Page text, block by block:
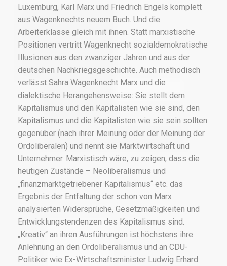
Luxemburg, Karl Marx und Friedrich Engels komplett
aus Wagenknechts neuem Buch. Und die
Arbeiterklasse gleich mit ihnen. Statt marxistische
Positionen vertritt Wagenknecht sozialdemokratische
Illusionen aus den zwanziger Jahren und aus der
deutschen Nachkriegsgeschichte. Auch methodisch
verlässt Sahra Wagenknecht Marx und die
dialektische Herangehensweise: Sie stellt dem
Kapitalismus und den Kapitalisten wie sie sind, den
Kapitalismus und die Kapitalisten wie sie sein sollten
gegenüber (nach ihrer Meinung oder der Meinung der
Ordoliberalen) und nennt sie Marktwirtschaft und
Unternehmer. Marxistisch wäre, zu zeigen, dass die
heutigen Zustände – Neoliberalismus und
„finanzmarktgetriebener Kapitalismus“ etc. das
Ergebnis der Entfaltung der schon von Marx
analysierten Widersprüche, Gesetzmäßigkeiten und
Entwicklungstendenzen des Kapitalismus sind.
„Kreativ“ an ihren Ausführungen ist höchstens ihre
Anlehnung an den Ordoliberalismus und an CDU-
Politiker wie Ex-Wirtschaftsminister Ludwig Erhard